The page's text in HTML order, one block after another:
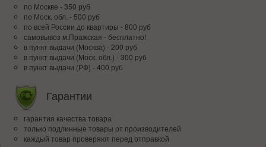
по Москве - 350 руб
по Моск. обл. - 500 руб
по всей Росcии до квартиры - 800 руб
самовывоз м.Пражская - бесплатно!
в пункт выдачи (Москва) - 200 руб
в пункт выдачи (Моск. обл.) - 300 руб
в пункт выдачи (РФ) - 400 руб
Гарантии
гарантия качества товара
только подлинные товары от производителей
каждый товар проверяют перед отправкой